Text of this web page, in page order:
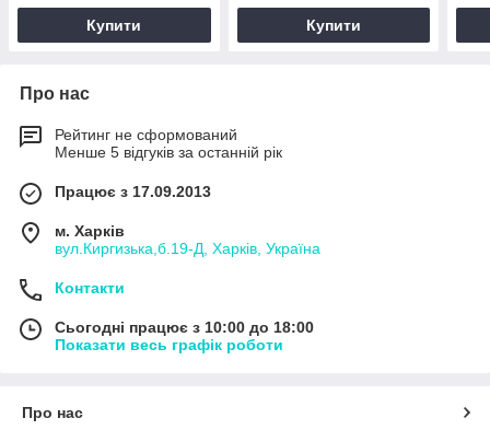
Купити Купити
Про нас
Рейтинг не сформований
Менше 5 відгуків за останній рік
Працює з 17.09.2013
м. Харків
вул.Киргизька,б.19-Д, Харків, Україна
Контакти
Сьогодні працює з 10:00 до 18:00
Показати весь графік роботи
Про нас